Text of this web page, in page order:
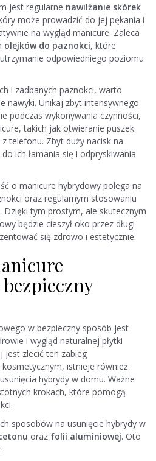
jest regularne nawilżanie skórek
może prowadzić do jej pękania i
na wygląd manicure. Zaleca
olejków do paznokci, które
odpowiedniego poziomu
i zadbanych paznokci, warto
nawyki. Unikaj zbyt intensywnego
podczas wykonywania czynności,
takich jak otwieranie puszek
telefonu. Zbyt duży nacisk na
ich łamania się i odpryskiwania
o manicure hybrydowy polega na
oraz regularnym stosowaniu
Dzięki tym prostym, ale skutecznym
będzie cieszył oko przez długi
się zdrowo i estetycznie.
w bezpieczny sposób jest
i wygląd naturalnej płytki
jest zlecić ten zabieg
istnieje również
hybrydy w domu. Ważne
krokach, które pomogą
sposobów na usunięcie hybrydy w
oraz folii aluminiowej. Oto